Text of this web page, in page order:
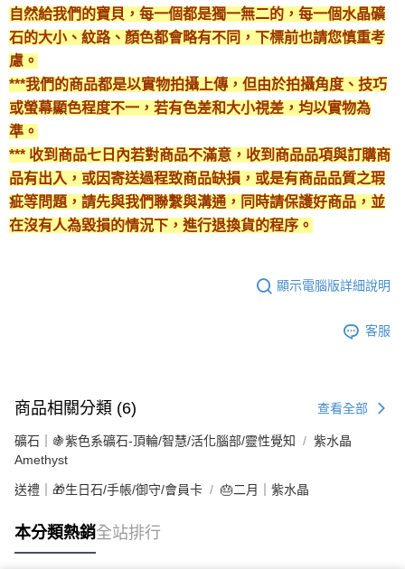
自然給我們的寶貝，每一個都是獨一無二的，每一個水晶礦
石的大小、紋路、顏色都會略有不同，下標前也請您慎重考
慮。
***我們的商品都是以實物拍攝上傳，但由於拍攝角度、技巧
或螢幕顯色程度不一，若有色差和大小視差，均以實物為
準。
*** 收到商品七日內若對商品不滿意，收到商品品項與訂購商
品有出入，或因寄送過程致商品缺損，或是有商品品質之瑕
疵等問題，請先與我們聯繫與溝通，同時請保護好商品，並
在沒有人為毀損的情況下，進行退換貨的程序。
顯示電腦版詳細說明
客服
商品相關分類 (6) 查看全部
礦石｜🍇紫色系礦石-頂輪/智慧/活化腦部/靈性覺知
紫水晶
Amethyst
送禮｜🎁生日石/手帳/御守/會員卡 🎂二月｜紫水晶
本分類熱銷全站排行